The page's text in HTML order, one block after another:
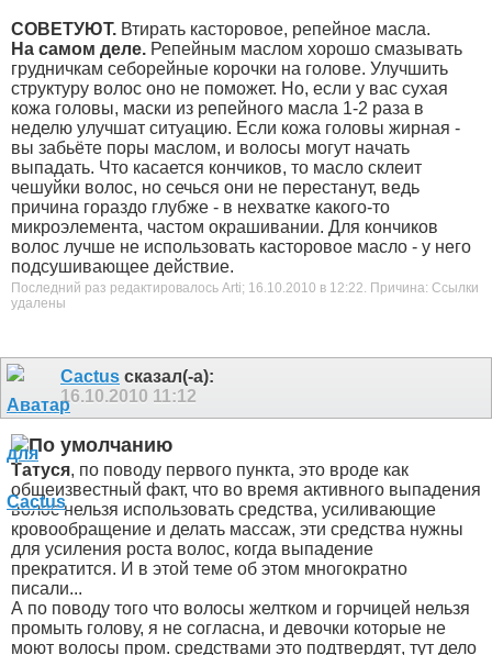
СОВЕТУЮТ. Втирать касторовое, репейное масла.
На самом деле. Репейным маслом хорошо смазывать
грудничкам себорейные корочки на голове. Улучшить
структуру волос оно не поможет. Но, если у вас сухая
кожа головы, маски из репейного масла 1-2 раза в
неделю улучшат ситуацию. Если кожа головы жирная -
вы забьёте поры маслом, и волосы могут начать
выпадать. Что касается кончиков, то масло склеит
чешуйки волос, но сечься они не перестанут, ведь
причина гораздо глубже - в нехватке какого-то
микроэлемента, частом окрашивании. Для кончиков
волос лучше не использовать касторовое масло - у него
подсушивающее действие.
Последний раз редактировалось Arti; 16.10.2010 в 12:22. Причина: Ссылки
удалены
Cactus сказал(-а):
16.10.2010 11:12
Татуся, по поводу первого пункта, это вроде как
общеизвестный факт, что во время активного выпадения
волос нельзя использовать средства, усиливающие
кровообращение и делать массаж, эти средства нужны
для усиления роста волос, когда выпадение
прекратится. И в этой теме об этом многократно
писали...
А по поводу того что волосы желтком и горчицей нельзя
промыть голову, я не согласна, и девочки которые не
моют волосы пром. средствами это подтвердят, тут дело